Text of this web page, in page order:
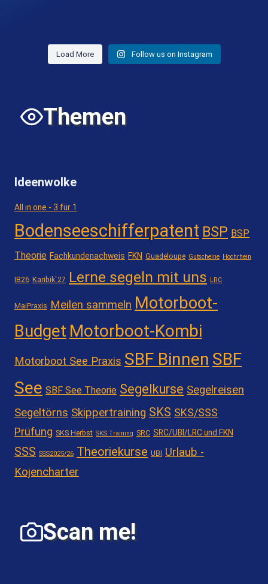
Load More Follow us on Instagram
Themen
Ideenwolke
All in one - 3 für 1
Bodenseeschifferpatent BSP BSP
Theorie Fachkundenachweis FKN Guadeloupe Gutscheine Hochrhein
IB26 Karibik`27 Lerne segeln mit uns LRC
MaiPraxis Meilen sammeln Motorboot-
Budget Motorboot-Kombi
Motorboot See Praxis SBF Binnen SBF
See SBF See Theorie Segelkurse Segelreisen
Segeltörns Skippertraining SKS SKS/SSS
Prüfung SKS Herbst SKS Training SRC SRC/UBI/LRC und FKN
SSS SSS2025/26 Theoriekurse UBI Urlaub -
Kojencharter
Scan me!